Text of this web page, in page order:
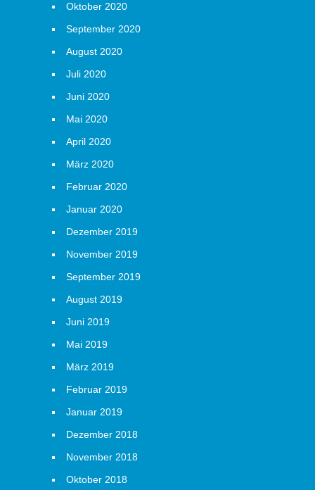
Oktober 2020
September 2020
August 2020
Juli 2020
Juni 2020
Mai 2020
April 2020
März 2020
Februar 2020
Januar 2020
Dezember 2019
November 2019
September 2019
August 2019
Juni 2019
Mai 2019
März 2019
Februar 2019
Januar 2019
Dezember 2018
November 2018
Oktober 2018